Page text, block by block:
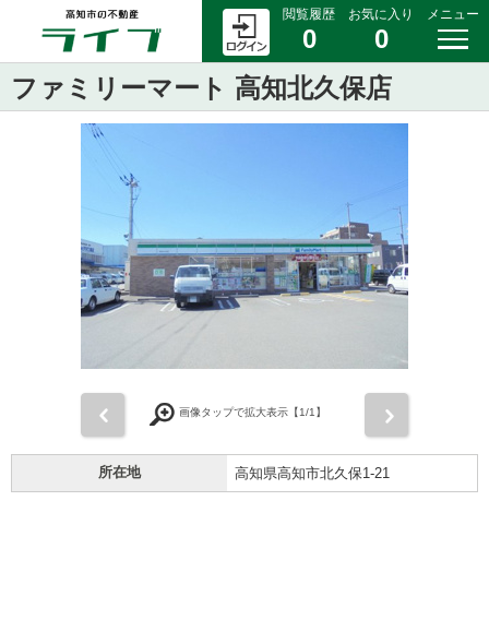
閲覧履歴
0
お気に入り
0
メニュー
ファミリーマート 高知北久保店
画像タップで拡大表示【1/1】
所在地 高知県高知市北久保1-21